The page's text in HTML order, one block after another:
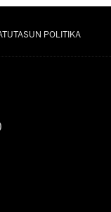
POLITIKA